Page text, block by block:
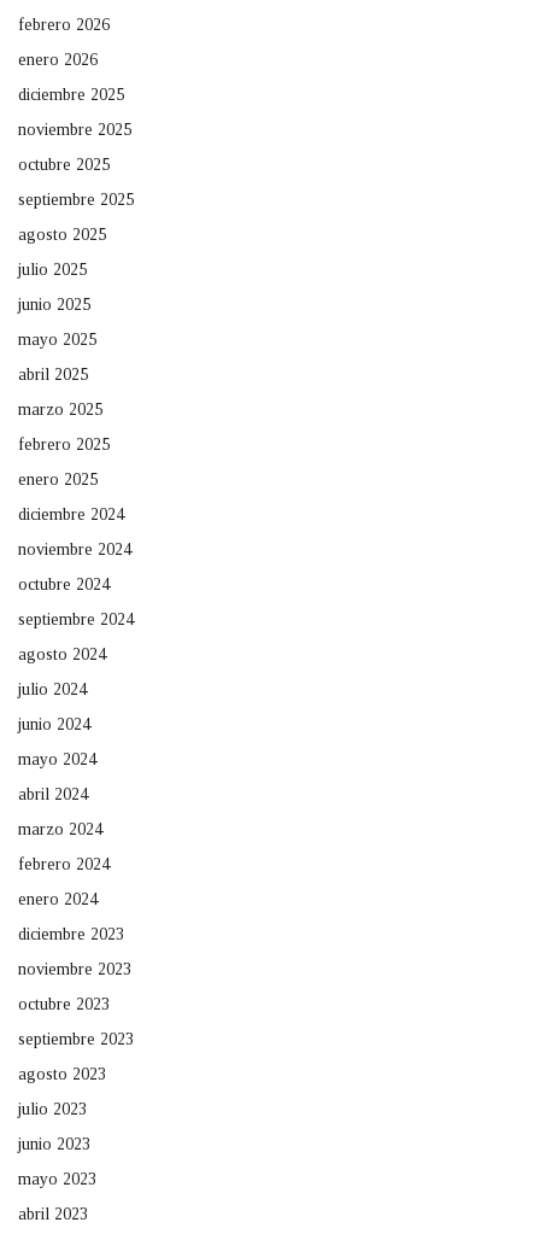
febrero 2026
enero 2026
diciembre 2025
noviembre 2025
octubre 2025
septiembre 2025
agosto 2025
julio 2025
junio 2025
mayo 2025
abril 2025
marzo 2025
febrero 2025
enero 2025
diciembre 2024
noviembre 2024
octubre 2024
septiembre 2024
agosto 2024
julio 2024
junio 2024
mayo 2024
abril 2024
marzo 2024
febrero 2024
enero 2024
diciembre 2023
noviembre 2023
octubre 2023
septiembre 2023
agosto 2023
julio 2023
junio 2023
mayo 2023
abril 2023